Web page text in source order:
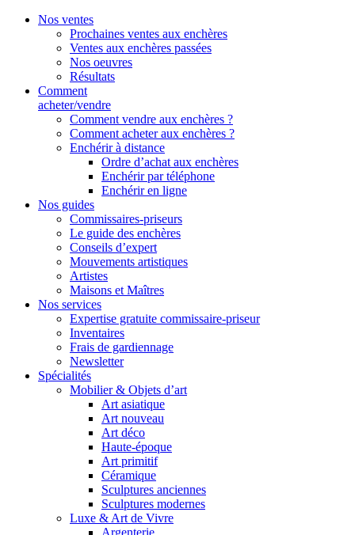
Nos ventes
Prochaines ventes aux enchères
Ventes aux enchères passées
Nos oeuvres
Résultats
Comment
acheter/vendre
Comment vendre aux enchères ?
Comment acheter aux enchères ?
Enchérir à distance
Ordre d’achat aux enchères
Enchérir par téléphone
Enchérir en ligne
Nos guides
Commissaires-priseurs
Le guide des enchères
Conseils d’expert
Mouvements artistiques
Artistes
Maisons et Maîtres
Nos services
Expertise gratuite commissaire-priseur
Inventaires
Frais de gardiennage
Newsletter
Spécialités
Mobilier & Objets d’art
Art asiatique
Art nouveau
Art déco
Haute-époque
Art primitif
Céramique
Sculptures anciennes
Sculptures modernes
Luxe & Art de Vivre
Argenterie